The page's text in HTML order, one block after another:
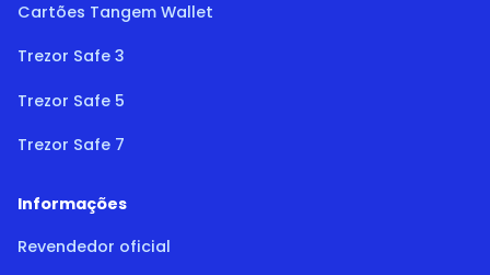
Cartões Tangem Wallet
Trezor Safe 3
Trezor Safe 5
Trezor Safe 7
Informações
Revendedor oficial